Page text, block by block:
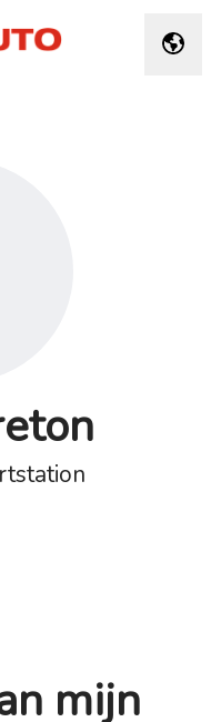
Taal
mijn